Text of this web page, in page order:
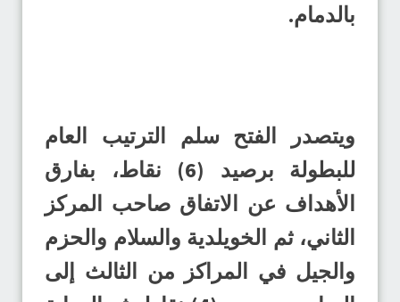
بالدمام.
ويتصدر الفتح سلم الترتيب العام
للبطولة برصيد (6) نقاط، بفارق
الأهداف عن الاتفاق صاحب المركز
الثاني، ثم الخويلدية والسلام والحزم
والجيل في المراكز من الثالث إلى